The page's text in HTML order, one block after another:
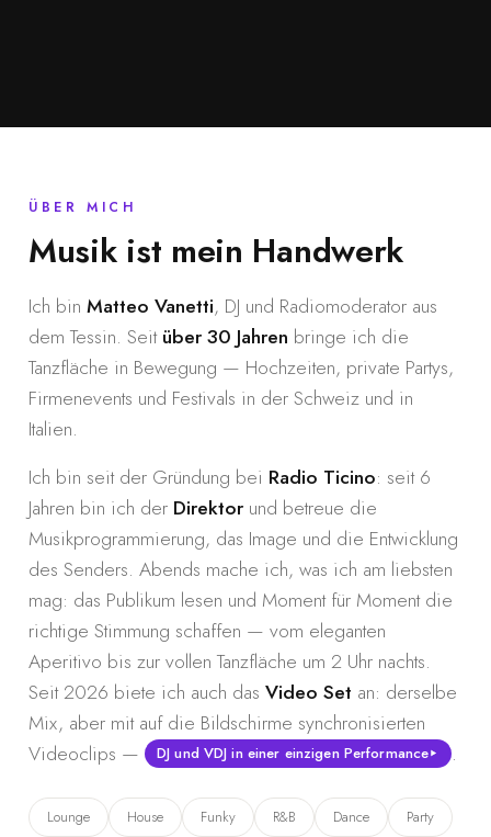
ÜBER MICH
Musik ist mein Handwerk
Ich bin Matteo Vanetti, DJ und Radiomoderator aus
dem Tessin. Seitüber 30 Jahren bringe ich die
Tanzfläche in Bewegung — Hochzeiten, private Partys,
Firmenevents und Festivals in der Schweiz und in
Italien.
Ich bin seit der Gründung bei Radio Ticino: seit 6
Jahren bin ich der Direktor und betreue die
Musikprogrammierung, das Image und die Entwicklung
des Senders. Abends mache ich, was ich am liebsten
mag: das Publikum lesen und Moment für Moment die
richtige Stimmung schaffen — vom eleganten
Aperitivo bis zur vollen Tanzfläche um 2 Uhr nachts.
Seit 2026 biete ich auch das Video Set an: derselbe
Mix, aber mit auf die Bildschirme synchronisierten
Videoclips —
DJ und VDJ in einer einzigen Performance .
Lounge House Funky R&B Dance Party